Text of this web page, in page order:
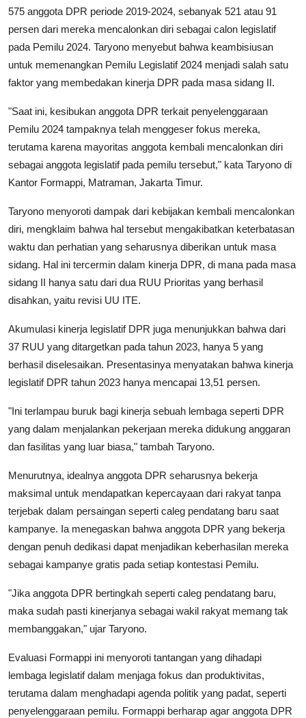
575 anggota DPR periode 2019-2024, sebanyak 521 atau 91
persen dari mereka mencalonkan diri sebagai calon legislatif
pada Pemilu 2024. Taryono menyebut bahwa keambisiusan
untuk memenangkan Pemilu Legislatif 2024 menjadi salah satu
faktor yang membedakan kinerja DPR pada masa sidang II.
"Saat ini, kesibukan anggota DPR terkait penyelenggaraan
Pemilu 2024 tampaknya telah menggeser fokus mereka,
terutama karena mayoritas anggota kembali mencalonkan diri
sebagai anggota legislatif pada pemilu tersebut," kata Taryono di
Kantor Formappi, Matraman, Jakarta Timur.
Taryono menyoroti dampak dari kebijakan kembali mencalonkan
diri, mengklaim bahwa hal tersebut mengakibatkan keterbatasan
waktu dan perhatian yang seharusnya diberikan untuk masa
sidang. Hal ini tercermin dalam kinerja DPR, di mana pada masa
sidang II hanya satu dari dua RUU Prioritas yang berhasil
disahkan, yaitu revisi UU ITE.
Akumulasi kinerja legislatif DPR juga menunjukkan bahwa dari
37 RUU yang ditargetkan pada tahun 2023, hanya 5 yang
berhasil diselesaikan. Presentasinya menyatakan bahwa kinerja
legislatif DPR tahun 2023 hanya mencapai 13,51 persen.
"Ini terlampau buruk bagi kinerja sebuah lembaga seperti DPR
yang dalam menjalankan pekerjaan mereka didukung anggaran
dan fasilitas yang luar biasa," tambah Taryono.
Menurutnya, idealnya anggota DPR seharusnya bekerja
maksimal untuk mendapatkan kepercayaan dari rakyat tanpa
terjebak dalam persaingan seperti caleg pendatang baru saat
kampanye. Ia menegaskan bahwa anggota DPR yang bekerja
dengan penuh dedikasi dapat menjadikan keberhasilan mereka
sebagai kampanye gratis pada setiap kontestasi Pemilu.
"Jika anggota DPR bertingkah seperti caleg pendatang baru,
maka sudah pasti kinerjanya sebagai wakil rakyat memang tak
membanggakan," ujar Taryono.
Evaluasi Formappi ini menyoroti tantangan yang dihadapi
lembaga legislatif dalam menjaga fokus dan produktivitas,
terutama dalam menghadapi agenda politik yang padat, seperti
penyelenggaraan pemilu. Formappi berharap agar anggota DPR